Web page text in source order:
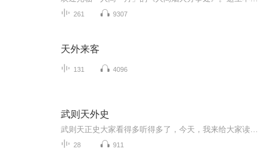
261 9307
天外来客
131 4096
武则天外史
28 911